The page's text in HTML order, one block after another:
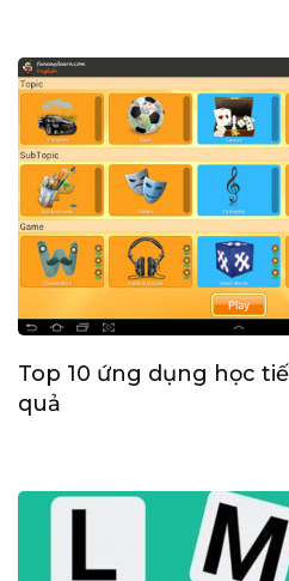
Top 10 ứng dụng học
quả